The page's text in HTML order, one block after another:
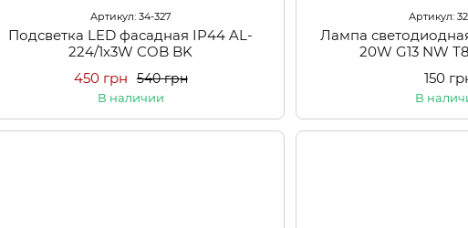
Артикул: 34-327
Подсветка LED фасадная IP44 AL-
224/1х3W COB BK
540 грн
450 грн
В наличии
Артикул:
Лампа
20W G13 NW
150
В